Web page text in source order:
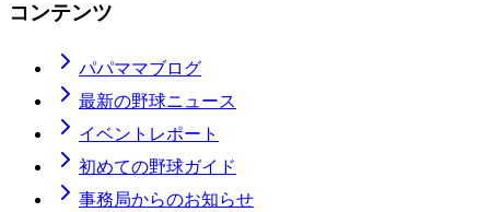
コンテンツ
パパママブログ
最新の野球ニュース
イベントレポート
初めての野球ガイド
事務局からのお知らせ